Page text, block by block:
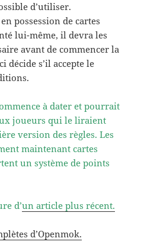
d’utiliser.
possession de cartes
lui-même, il devra les
avant de commencer la
décide s’il accepte le
à dater et pourrait
joueurs qui le liraient
version des règles. Les
maintenant cartes
un système de points
d’un article plus récent.
d’Openmok.